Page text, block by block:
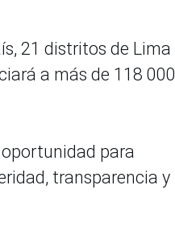
21 distritos de Lima
a más de 118 000
para
transparencia y